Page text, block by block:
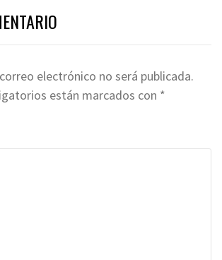
electrónico no será publicada.
están marcados con *